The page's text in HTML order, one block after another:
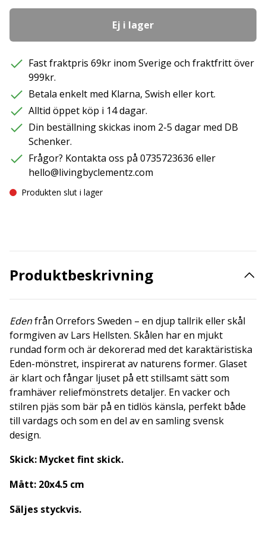
Ej i lager
Fast fraktpris 69kr inom Sverige och fraktfritt över
999kr.
Betala enkelt med Klarna, Swish eller kort.
Alltid öppet köp i 14 dagar.
Din beställning skickas inom 2-5 dagar med DB
Schenker.
Frågor? Kontakta oss på 0735723636 eller
hello@livingbyclementz.com
Produkten slut i lager
Produktbeskrivning
Edenfrån Orrefors Sweden – en djup tallrik eller skål
formgiven av Lars Hellsten. Skålen har en mjukt
rundad form och är dekorerad med det karaktäristiska
Eden-mönstret, inspirerat av naturens former. Glaset
är klart och fångar ljuset på ett stillsamt sätt som
framhäver reliefmönstrets detaljer. En vacker och
stilren pjäs som bär på en tidlös känsla, perfekt både
till vardags och som en del av en samling svensk
design.
Skick: Mycket fint skick.
Mått: 20x4.5 cm
Säljes styckvis.